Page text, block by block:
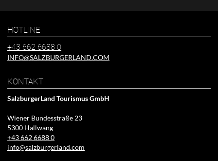
HOTLINE
+43 662 6688 0
INFO@SALZBURGERLAND.COM
KONTAKT
SalzburgerLand Tourismus GmbH
Wiener Bundesstraße 23
5300 Hallwang
+43 662 6688 0
info@salzburgerland.com